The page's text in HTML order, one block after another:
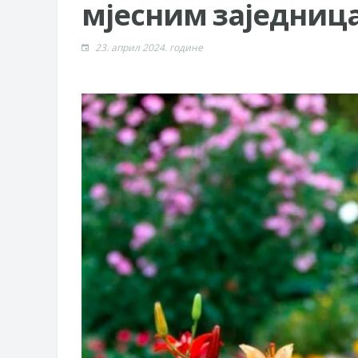
мјесним
23. април 2024. године